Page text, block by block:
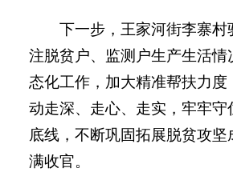
下一步，王家河街李寨
注脱贫户、监测户生产生活
态化工作，加大精准帮扶力
动走深、走心、走实，牢牢
底线，不断巩固拓展脱贫攻
满收官。